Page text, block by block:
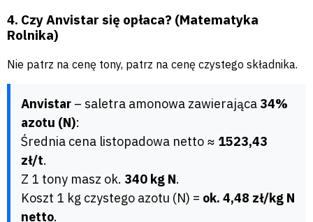
4. Czy Anvistar się opłaca? (Matematyka
Rolnika)
Nie patrz na cenę tony, patrz na cenę czystego składnika.
Anvistar – saletra amonowa zawierająca 34%
azotu (N):
Średnia cena listopadowa netto ≈ 1523,43
zł/t.
Z 1 tony masz ok. 340 kg N.
Koszt 1 kg czystego azotu (N) = ok. 4,48 zł/kg N
netto.